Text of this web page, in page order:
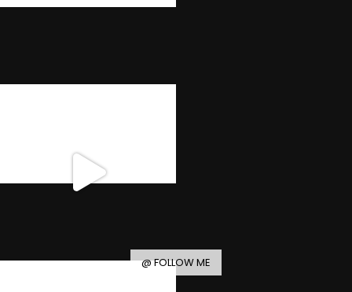
@ FOLLOW ME